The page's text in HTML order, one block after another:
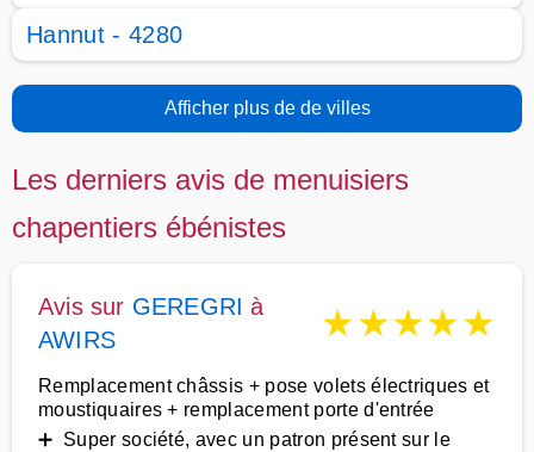
Hannut - 4280
Afficher plus de de villes
Les derniers avis de menuisiers
chapentiers ébénistes
Avis sur GEREGRI à
AWIRS
★★★★★
Remplacement châssis + pose volets électriques et
moustiquaires + remplacement porte d'entrée
➕ Super société, avec un patron présent sur le